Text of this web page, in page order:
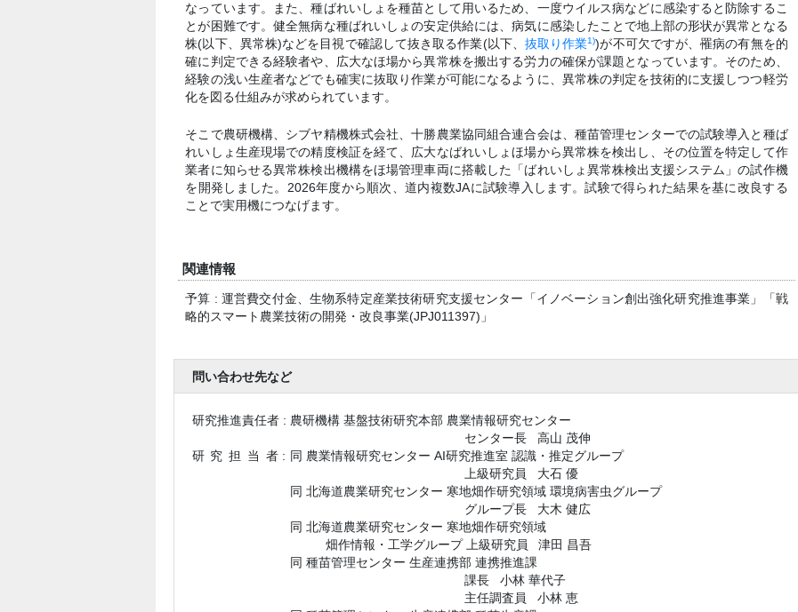
なっています。また、種ばれいしょを種苗として用いるため、一度ウイルス病などに感染すると防除するこ
とが困難です。健全無病な種ばれいしょの安定供給には、病気に感染したことで地上部の形状が異常となる
株(以下、異常株)などを目視で確認して抜き取る作業(以下、 抜取り作業1))が不可欠ですが、罹病の有無を的
確に判定できる経験者や、広大なほ場から異常株を搬出する労力の確保が課題となっています。そのため、
経験の浅い生産者などでも確実に抜取り作業が可能になるように、異常株の判定を技術的に支援しつつ軽労
化を図る仕組みが求められています。
そこで農研機構、シブヤ精機株式会社、十勝農業協同組合連合会は、種苗管理センターでの試験導入と種ば
れいしょ生産現場での精度検証を経て、広大なばれいしょほ場から異常株を検出し、その位置を特定して作
業者に知らせる異常株検出機構をほ場管理車両に搭載した「ばれいしょ異常株検出支援システム」の試作機
を開発しました。2026年度から順次、道内複数JAに試験導入します。試験で得られた結果を基に改良する
ことで実用機につなげます。
関連情報
予算 : 運営費交付金、生物系特定産業技術研究支援センター「イノベーション創出強化研究推進事業」「戦
略的スマート農業技術の開発・改良事業(JPJ011397)」
問い合わせ先など
研究推進責任者 : 農研機構 基盤技術研究本部 農業情報研究センター
センター長
高山 茂伸
研究担当者 : 同 農業情報研究センター AI研究推進室 認識・推定グループ
上級研究員
大石 優
同 北海道農業研究センター 寒地畑作研究領域 環境病害虫グループ
グループ長
大木 健広
同 北海道農業研究センター 寒地畑作研究領域
畑作情報・工学グループ 上級研究員
津田 昌吾
同 種苗管理センター 生産連携部 連携推進課
課長
小林 華代子
主任調査員
小林 恵